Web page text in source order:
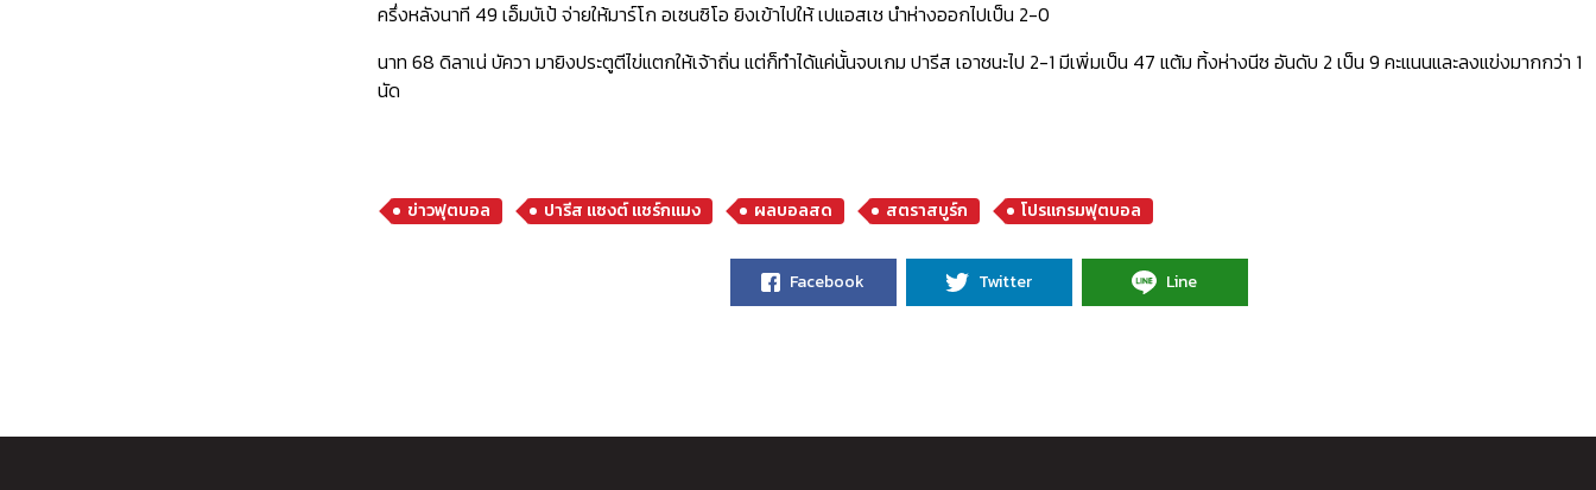
ครึ่งหลังนาที 49 เอ็มบัเป้ จ่ายให้มาร์โก อเซนซิโอ ยิงเข้าไปให้ เปแอสเช นำห่างออกไปเป็น 2-0
นาท 68 ดิลาเน่ บัควา มายิงประตูตีไข่แตกให้เจ้าถิ่น แต่ก็ทำได้แค่นั้นจบเกม ปารีส เอาชนะไป 2-1 มีเพิ่มเป็น 47 แต้ม ทิ้งห่างนีซ อันดับ 2 เป็น 9 คะแนนและลงแข่งมากกว่า 1
นัด
ข่าวฟุตบอล ปารีส แซงต์ แชร์กแมง ผลบอลสด สตราสบูร์ก โปรแกรมฟุตบอล
Facebook Twitter Line